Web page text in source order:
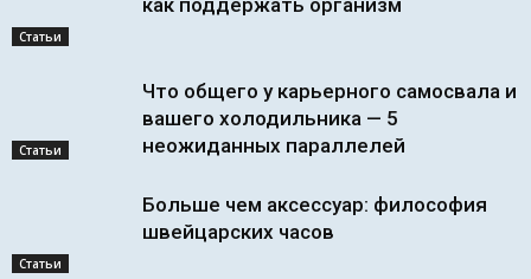
Статьи
как поддержать организм
Статьи
Что общего у карьерного самосвала и
вашего холодильника — 5
неожиданных параллелей
Статьи
Больше чем аксессуар: философия
швейцарских часов